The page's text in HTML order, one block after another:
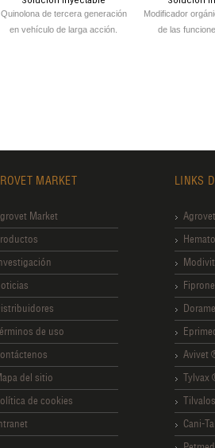
Quinolona de tercera generación
en vehículo de larga acción.
Modificador
de las
MARKET
Market
de uso
del sitio
de cookies
LINKS
Avivet
Tylvax
Cani-